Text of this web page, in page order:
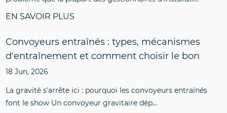
EN SAVOIR PLUS
Convoyeurs entraînés : types, mécanismes
d'entraînement et comment choisir le bon
18 Jun, 2026
La gravité s'arrête ici : pourquoi les convoyeurs entraînés
font le show Un convoyeur gravitaire dép...